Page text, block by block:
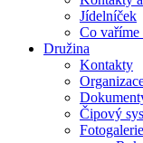
Jídelníček
Co vaříme
Družina
Kontakty
Čipový